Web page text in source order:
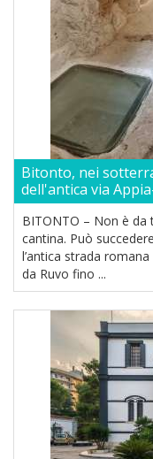
Bitonto, nei
dell'antica via
BITONTO – Non è da
cantina. Può
l’antica strada
da Ruvo fino ...